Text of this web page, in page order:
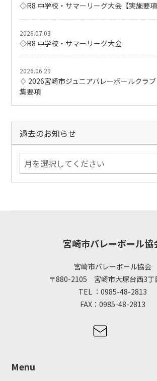
◇R8 中学校・サマーリーグ大会【実施要項
2026.07.03
◇R8 中学校・サマーリーグ大会
2026.06.29
♢ 2026宮崎市ジュニアバレーボールクラ
集要項
過去のお知らせ
宮崎市バレーボール協
宮崎市バレーボール協会
〒880-2105 宮崎市大塚台西3丁
TEL ：0985-48-2813
FAX：0985-48-2813
Menu